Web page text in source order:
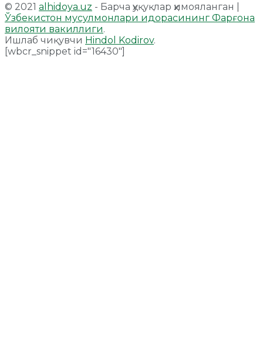
© 2021 alhidoya.uz - Барча ҳуқуқлар ҳимояланган |
Ўзбекистон мусулмонлари идорасининг Фарғона
вилояти вакиллиги.
Ишлаб чиқувчи Hindol Kodirov.
[wbcr_snippet id="16430"]